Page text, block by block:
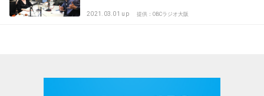
2021.03.01 up 提供：OBCラジオ大阪